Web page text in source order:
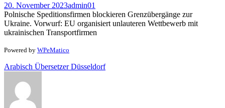
20. November 2023admin01
Polnische Speditionsfirmen blockieren Grenzübergänge zur
Ukraine. Vorwurf: EU organisiert unlauteren Wettbewerb mit
ukrainischen Transportfirmen
Powered by WPeMatico
Arabisch Übersetzer Düsseldorf